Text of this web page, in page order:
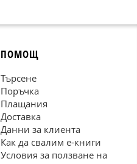
ПОМОЩ
Търсене
Поръчка
Плащания
Доставка
Данни за клиента
Как да свалим е-книги
Условия за ползване на